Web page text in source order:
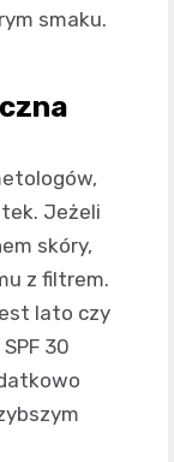
smaku.
Jeżeli
skóry,
z filtrem.
lato czy
30